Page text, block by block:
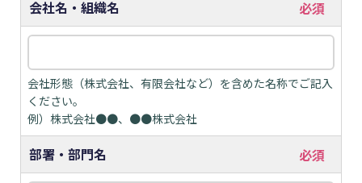
会社名・組織名
会社形態（株式会社、有限会社など）を含めた名称でご記入
ください。
例）株式会社●●、●●株式会社
部署・部門名